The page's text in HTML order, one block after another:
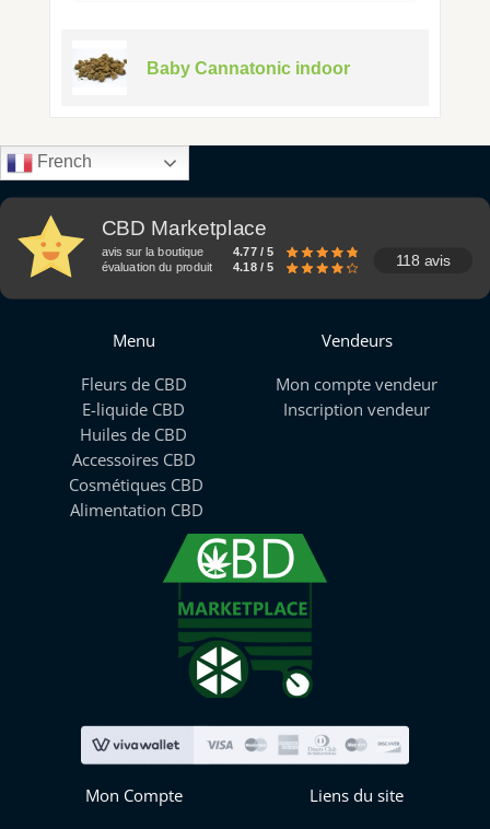
Baby Cannatonic indoor
French
CBD Marketplace
avis sur la boutique
4.77 / 5
évaluation du produit
4.18 / 5 118 avis
Menu
Fleurs de CBD
E-liquide CBD
Huiles de CBD
Accessoires CBD
Cosmétiques CBD
Alimentation CBD
Vendeurs
Mon compte vendeur
Inscription vendeur
Mon Compte
Liens du site